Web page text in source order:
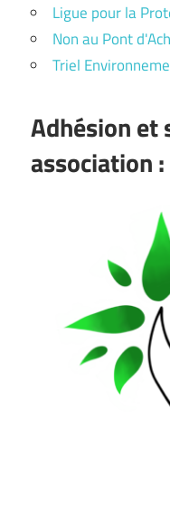
Ligue pour la
Non au Pont
Triel
Adhésion et
association :